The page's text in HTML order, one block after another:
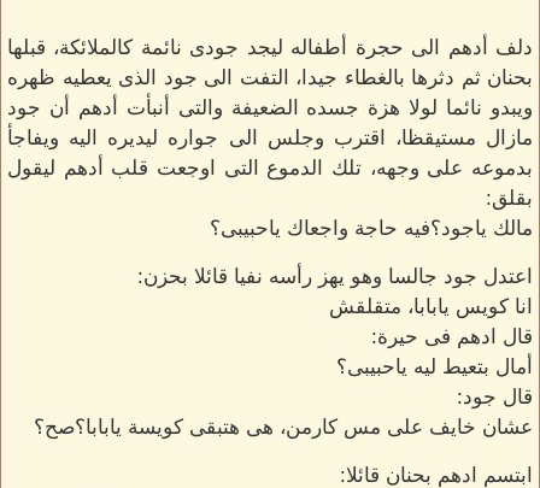
دلف أدهم الى حجرة أطفاله ليجد جودى نائمة كالملائكة، قبلها
بحنان ثم دثرها بالغطاء جيدا، التفت الى جود الذى يعطيه ظهره
ويبدو نائما لولا هزة جسده الضعيفة والتى أنبأت أدهم أن جود
مازال مستيقظا، اقترب وجلس الى جواره ليديره اليه ويفاجأ
بدموعه على وجهه، تلك الدموع التى اوجعت قلب أدهم ليقول
بقلق:
مالك ياجود؟فيه حاجة واجعاك ياحبيبى؟
اعتدل جود جالسا وهو يهز رأسه نفيا قائلا بحزن:
انا كويس يابابا، متقلقش
قال ادهم فى حيرة:
أمال بتعيط ليه ياحبيبى؟
قال جود:
عشان خايف على مس كارمن، هى هتبقى كويسة يابابا؟صح؟
ابتسم ادهم بحنان قائلا: